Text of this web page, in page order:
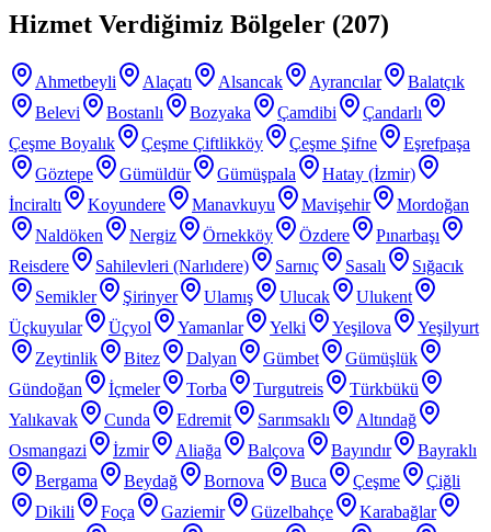
Hizmet Verdiğimiz Bölgeler (207)
Ahmetbeyli Alaçatı Alsancak Ayrancılar
Balatçık
Belevi
Bostanlı Bozyaka Çamdibi
Çandarlı
Çeşme Boyalık
Çeşme Çiftlikköy Çeşme Şifne
Eşrefpaşa
Göztepe
Gümüldür Gümüşpala
Hatay (İzmir)
İnciraltı
Koyundere Manavkuyu Mavişehir
Mordoğan
Naldöken
Nergiz Örnekköy Özdere
Pınarbaşı
Reisdere
Sahilevleri (Narlıdere) Sarnıç Sasalı
Sığacık
Semikler
Şirinyer Ulamış Ulucak
Ulukent
Üçkuyular
Üçyol Yamanlar Yelki Yeşilova
Yeşilyurt
Zeytinlik
Bitez Dalyan Gümbet
Gümüşlük
Gündoğan
İçmeler Torba Turgutreis
Türkbükü
Yalıkavak
Cunda Edremit Sarımsaklı
Altındağ
Osmangazi
İzmir Aliağa Balçova Bayındır
Bayraklı
Bergama
Beydağ Bornova Buca Çeşme
Çiğli
Dikili
Foça Gaziemir Güzelbahçe
Karabağlar